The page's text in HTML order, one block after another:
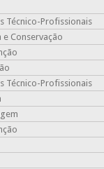
Técnico-Profissionais
e Conservação
Técnico-Profissionais